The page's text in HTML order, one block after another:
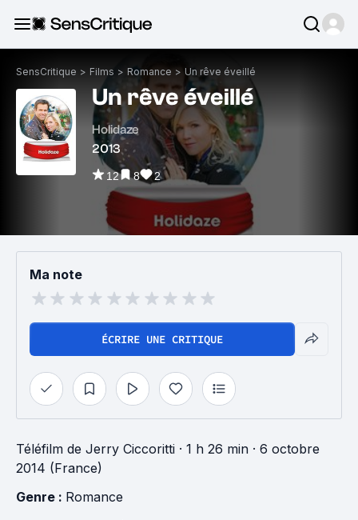
SensCritique > Films > Romance > Un rêve éveillé
Un rêve éveillé
Holidaze
2013
12 8 2
Ma note
ÉCRIRE UNE CRITIQUE
Téléfilm de Jerry Ciccoritti · 1 h 26 min · 6 octobre
2014 (France)
Genre : Romance